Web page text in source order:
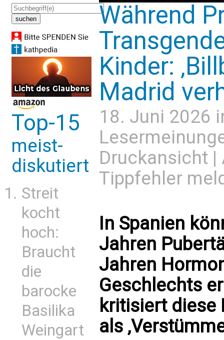
Top-15
meist-
diskutiert
Streit
kocht
hoch:
Braucht
die
barocke
Basilika
Weingart
Während
Kinder:
Madrid
18. Juni 2026
Druckansicht |
Tippfehler
In Spanien
Jahren
Jahren
Geschlechts
kritisiert diese
als